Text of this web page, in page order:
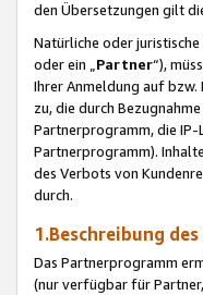
den Übersetzungen gilt
Natürliche oder
oder ein „Partner“),
Ihrer Anmeldung auf
zu, die durch
Partnerprogramm, die
Partnerprogramm).
des Verbots von
durch.
1.Beschreibung
Das Partnerprogramm
(nur verfügbar für